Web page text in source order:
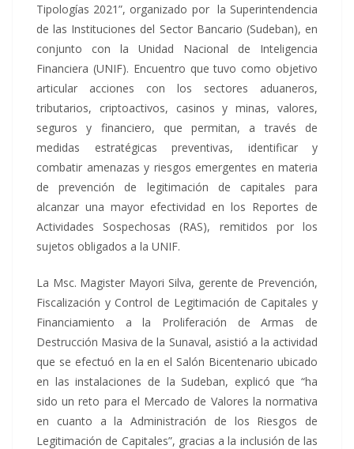
Tipologías 2021”, organizado por la Superintendencia
de las Instituciones del Sector Bancario (Sudeban), en
conjunto con la Unidad Nacional de Inteligencia
Financiera (UNIF). Encuentro que tuvo como objetivo
articular acciones con los sectores aduaneros,
tributarios, criptoactivos, casinos y minas, valores,
seguros y financiero, que permitan, a través de
medidas estratégicas preventivas, identificar y
combatir amenazas y riesgos emergentes en materia
de prevención de legitimación de capitales para
alcanzar una mayor efectividad en los Reportes de
Actividades Sospechosas (RAS), remitidos por los
sujetos obligados a la UNIF.
La Msc. Magister Mayori Silva, gerente de Prevención,
Fiscalización y Control de Legitimación de Capitales y
Financiamiento a la Proliferación de Armas de
Destrucción Masiva de la Sunaval, asistió a la actividad
que se efectuó en la en el Salón Bicentenario ubicado
en las instalaciones de la Sudeban, explicó que “ha
sido un reto para el Mercado de Valores la normativa
en cuanto a la Administración de los Riesgos de
Legitimación de Capitales”, gracias a la inclusión de las